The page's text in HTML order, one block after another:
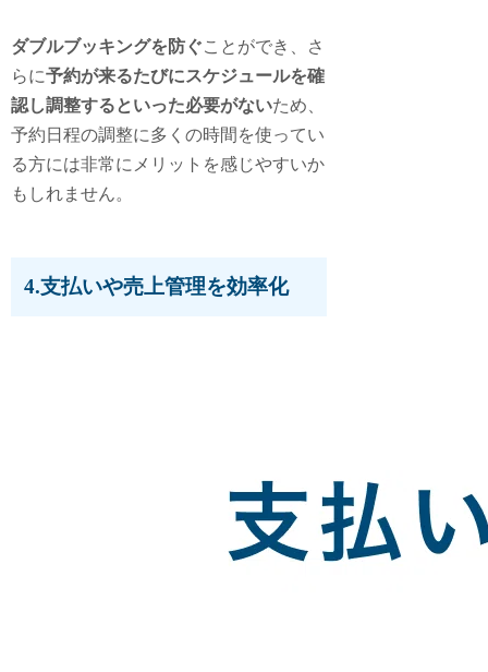
ダブルブッキングを防ぐことができ、さ
らに予約が来るたびにスケジュールを確
認し調整するといった必要がないため、
予約日程の調整に多くの時間を使ってい
る方には非常にメリットを感じやすいか
もしれません。
4.支払いや売上管理を効率化